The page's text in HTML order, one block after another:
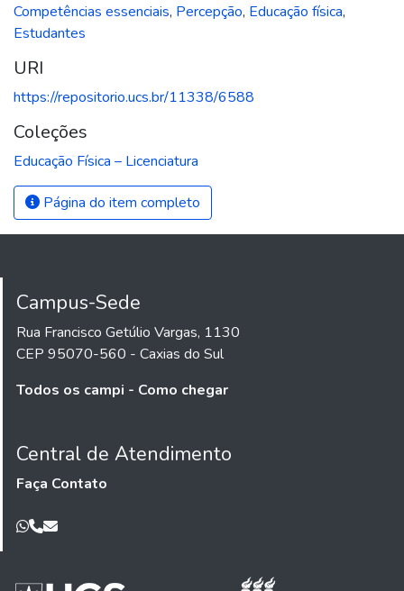
Competências essenciais, Percepção, Educação física,
Estudantes
URI
https://repositorio.ucs.br/11338/6588
Coleções
Educação Física – Licenciatura
Página do item completo
Campus-Sede
Rua Francisco Getúlio Vargas, 1130
CEP 95070-560 - Caxias do Sul
Todos os campi - Como chegar
Central de Atendimento
Faça Contato